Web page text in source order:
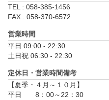
TEL : 058-385-1456
FAX : 058-370-6572
営業時間
平日 09:00 - 22:30
土日祝 06:30 - 22:30
定休日・営業時間備考
【夏季・４月～１０月】
平日　　8：00～22：30